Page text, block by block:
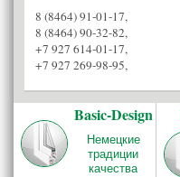
8 (8464) 91-01-17,
8 (8464) 90-32-82,
+7 927 614-01-17,
+7 927 269-98-95,
Basic-Design
Немецкие
традиции
качества